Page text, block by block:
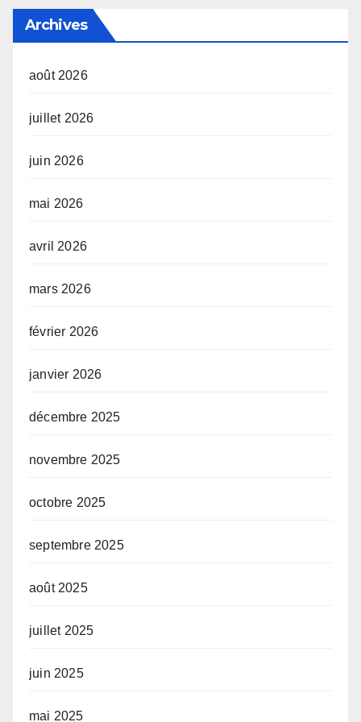
Archives
août 2026
juillet 2026
juin 2026
mai 2026
avril 2026
mars 2026
février 2026
janvier 2026
décembre 2025
novembre 2025
octobre 2025
septembre 2025
août 2025
juillet 2025
juin 2025
mai 2025